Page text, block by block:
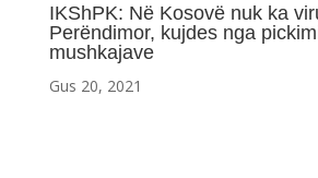
IKShPK: Në Kosovë nuk ka
Perëndimor, kujdes nga
mushkajave
Gus 20, 2021